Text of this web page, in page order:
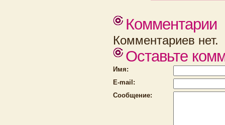
Комментарии
Комментариев нет.
Оставьте
Имя:
E-mail:
Сообщение: